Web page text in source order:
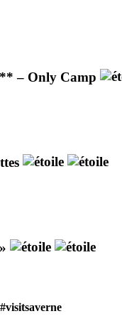
– Only Camp